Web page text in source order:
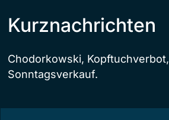
Kurznachrichten
Chodorkowski, Kopftuchverbot,
Sonntagsverkauf.